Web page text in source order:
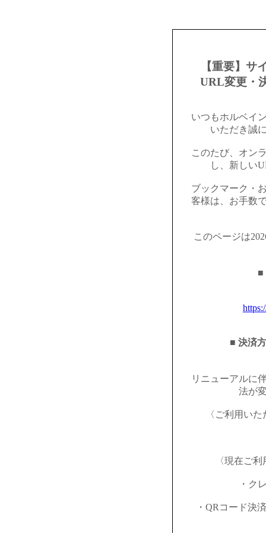
【重要】サ
URL変更・
いつもホルベイ
いただき誠
このたび、オン
し、新しい
ブックマーク・
客様は、お手数
このページは
■
■ 決済
リニューアルに
法が
〈ご利用い
〈現在ご
・ク
・QRコード決